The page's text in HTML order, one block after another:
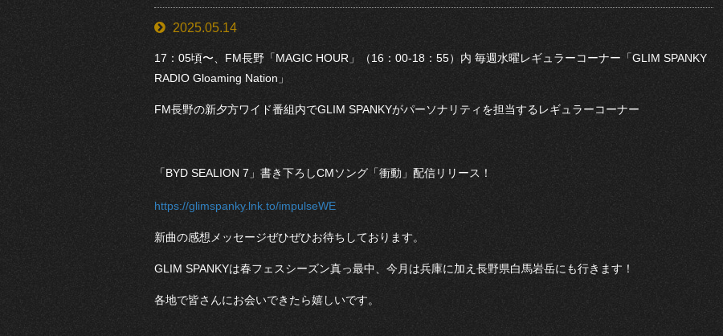
2025.05.14
17：05頃〜、FM長野「MAGIC HOUR」（16：00-18：55）内 毎週水曜レギュラーコーナー「GLIM SPANKY
RADIO Gloaming Nation」
FM長野の新夕方ワイド番組内でGLIM SPANKYがパーソナリティを担当するレギュラーコーナー
「BYD SEALION 7」書き下ろしCMソング「衝動」配信リリース！
https://glimspanky.lnk.to/impulseWE
新曲の感想メッセージぜひぜひお待ちしております。
GLIM SPANKYは春フェスシーズン真っ最中、今月は兵庫に加え長野県白馬岩岳にも行きます！
各地で皆さんにお会いできたら嬉しいです。